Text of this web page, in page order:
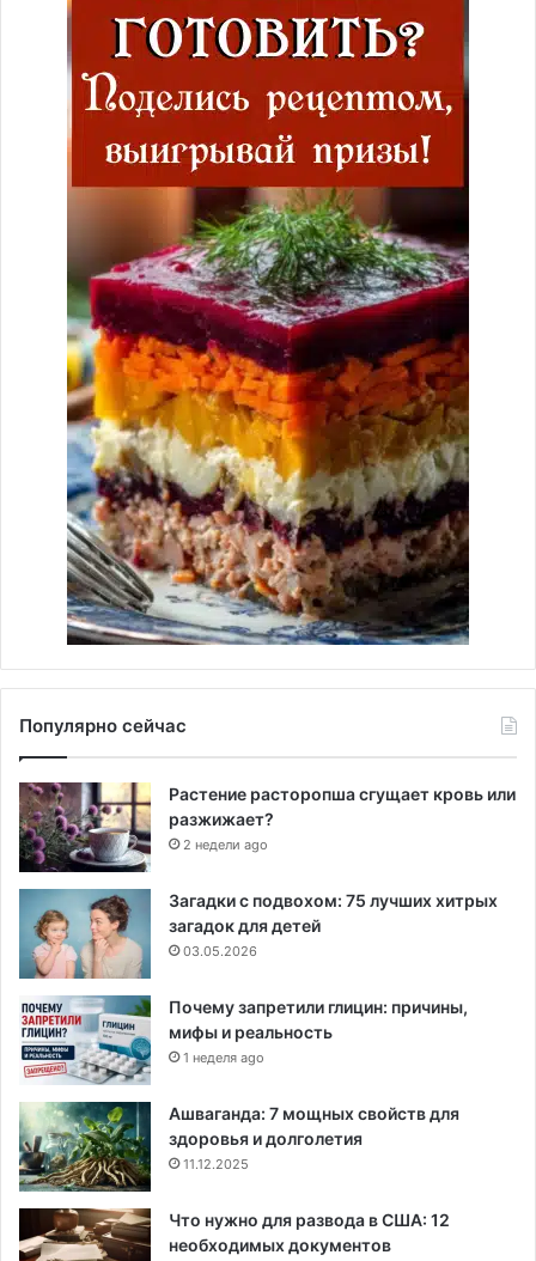
Популярно сейчас
Растение расторопша сгущает кровь или
разжижает?
2 недели ago
Загадки с подвохом: 75 лучших хитрых
загадок для детей
03.05.2026
Почему запретили глицин: причины,
мифы и реальность
1 неделя ago
Ашваганда: 7 мощных свойств для
здоровья и долголетия
11.12.2025
Что нужно для развода в США: 12
необходимых документов